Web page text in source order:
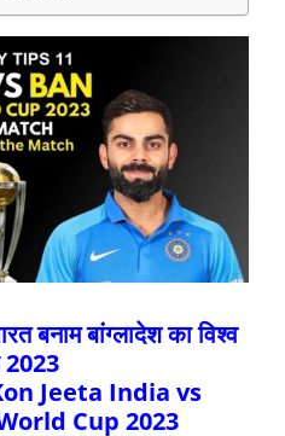
बनाम बांग्लादेश का विश्व
Jeeta India vs
Cup 2023